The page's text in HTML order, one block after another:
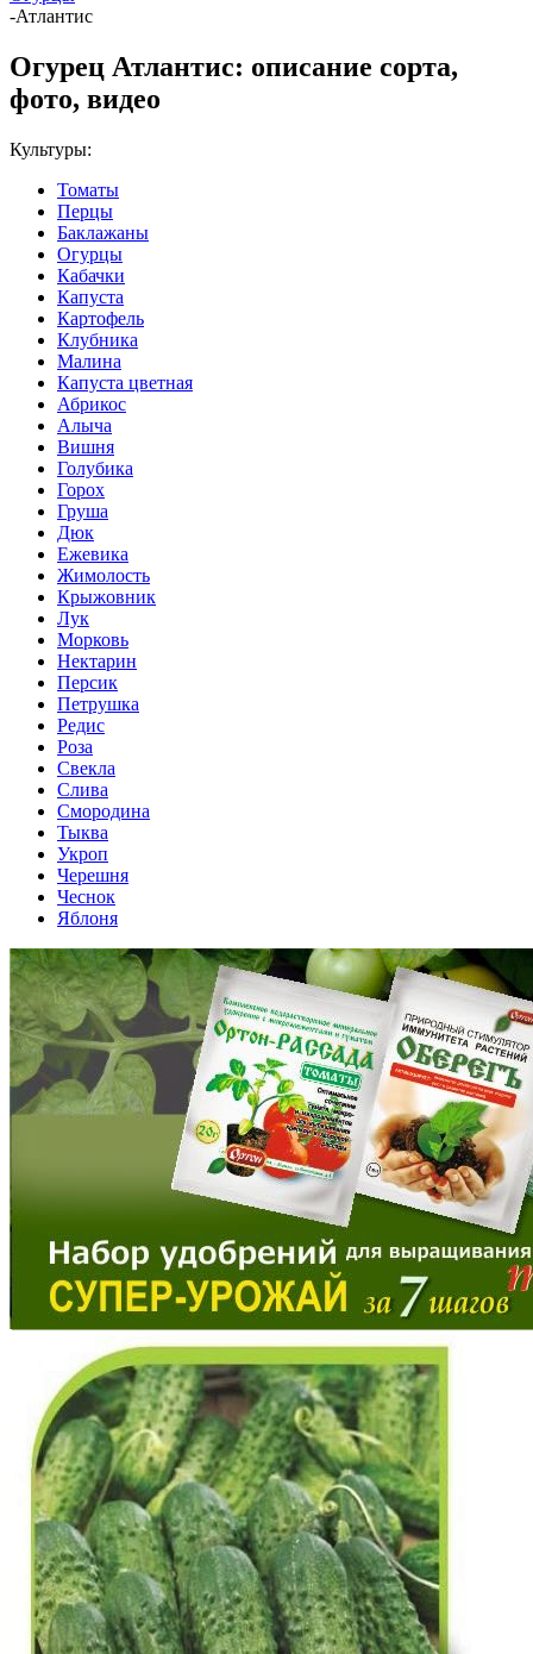
-Атлантис
Огурец Атлантис: описание сорта,
фото, видео
Культуры:
Томаты
Перцы
Баклажаны
Огурцы
Кабачки
Капуста
Картофель
Клубника
Малина
Капуста цветная
Абрикос
Алыча
Вишня
Голубика
Горох
Груша
Дюк
Ежевика
Жимолость
Крыжовник
Лук
Морковь
Нектарин
Персик
Петрушка
Редис
Роза
Свекла
Слива
Смородина
Тыква
Укроп
Черешня
Чеснок
Яблоня